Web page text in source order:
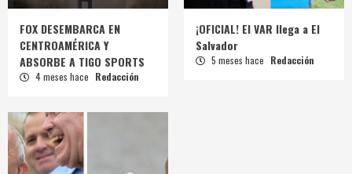
FOX DESEMBARCA EN
CENTROAMÉRICA Y
ABSORBE A TIGO SPORTS
4 meses hace Redacción
¡OFICIAL! El VAR llega a El
Salvador
5 meses hace Redacción